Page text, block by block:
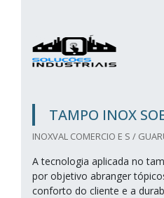
TAMPO INOX
INOXVAL COMERCIO E S /
A tecnologia aplicada no
por objetivo abranger
conforto do cliente e a